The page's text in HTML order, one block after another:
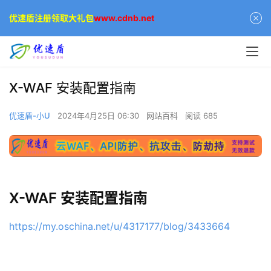
X-WAF 安装配置指南
优速盾-小U 2024年4月25日 06:30 网站百科 阅读 685
X-WAF 安装配置指南
https://my.oschina.net/u/4317177/blog/3433664
优速盾注册领取大礼包www.cdnb.net